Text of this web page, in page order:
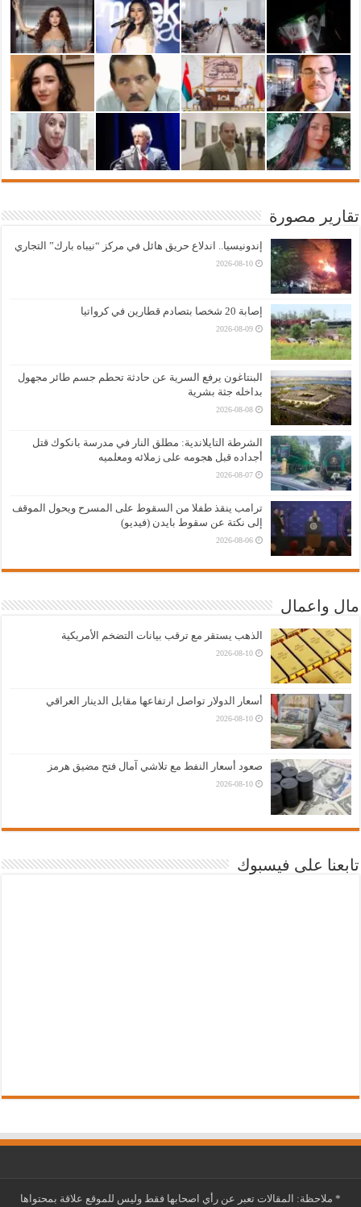
تقارير مصورة
إندونيسيا.. اندلاع حريق هائل في مركز “نيباه بارك” التجاري
2026-08-10
إصابة 20 شخصا بتصادم قطارين في كرواتيا
2026-08-09
البنتاغون يرفع السرية عن حادثة تحطم جسم طائر مجهول
بداخله جثة بشرية
2026-08-08
الشرطة التايلاندية: مطلق النار في مدرسة بانكوك قتل
أجداده قبل هجومه على زملائه ومعلميه
2026-08-07
ترامب ينقذ طفلا من السقوط على المسرح ويحول الموقف
إلى نكتة عن سقوط بايدن (فيديو)
2026-08-06
مال واعمال
الذهب يستقر مع ترقب بيانات التضخم الأمريكية
2026-08-10
أسعار الدولار تواصل ارتفاعها مقابل الدينار العراقي
2026-08-10
صعود أسعار النفط مع تلاشي آمال فتح مضيق هرمز
2026-08-10
تابعنا على فيسبوك
* ملاحظة: المقالات تعبر عن رأي اصحابها فقط وليس للموقع علاقة بمحتواها